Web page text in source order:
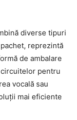
diverse tipuri
reprezintă
de ambalare
pentru
vocală sau
mai eficiente